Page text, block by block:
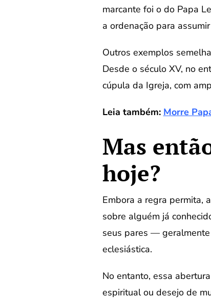
marcante foi o do Papa
a ordenação para
Outros exemplos
Desde o século XV, no
cúpula da Igreja, com
Leia também: Morre
Mas
hoje?
Embora a regra permita,
sobre alguém já
seus pares —
eclesiástica.
No entanto, essa
espiritual ou desejo de